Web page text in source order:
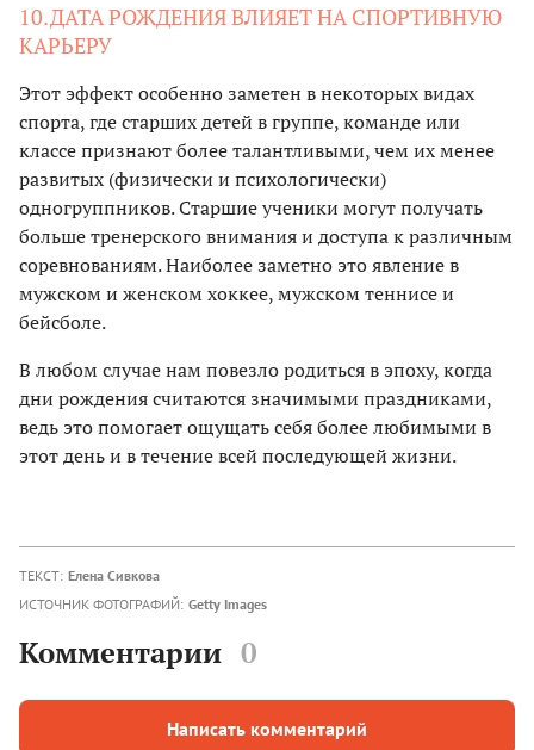
10.ДАТА РОЖДЕНИЯ ВЛИЯЕТ НА СПОРТИВНУЮ
КАРЬЕРУ
Этот эффект особенно заметен в некоторых видах
спорта, где старших детей в группе, команде или
классе признают более талантливыми, чем их менее
развитых (физически и психологически)
одногруппников. Старшие ученики могут получать
больше тренерского внимания и доступа к различным
соревнованиям. Наиболее заметно это явление в
мужском и женском хоккее, мужском теннисе и
бейсболе.
В любом случае нам повезло родиться в эпоху, когда
дни рождения считаются значимыми праздниками,
ведь это помогает ощущать себя более любимыми в
этот день и в течение всей последующей жизни.
ТЕКСТ: Елена Сивкова
ИСТОЧНИК ФОТОГРАФИЙ: Getty Images
Комментарии 0
Написать комментарий